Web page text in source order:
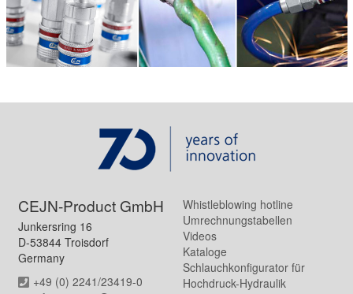
CEJN-Product GmbH
Junkersring 16
D-53844 Troisdorf
Germany
+49 (0) 2241/23419-0
Whistleblowing hotline
Umrechnungstabellen
Videos
Kataloge
Schlauchkonfigurator für
Hochdruck-Hydraulik